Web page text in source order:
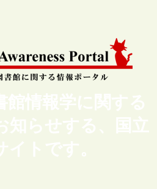
館情報学に関する
知らせする、国立
イトです。